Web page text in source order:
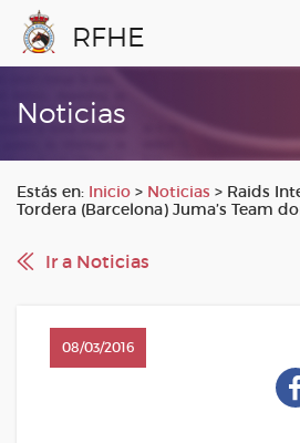
RFHE
Noticias
Estás en: Inicio > Noticias > Raids
Tordera (Barcelona) Juma’s Team
Ir a Noticias
08/03/2016